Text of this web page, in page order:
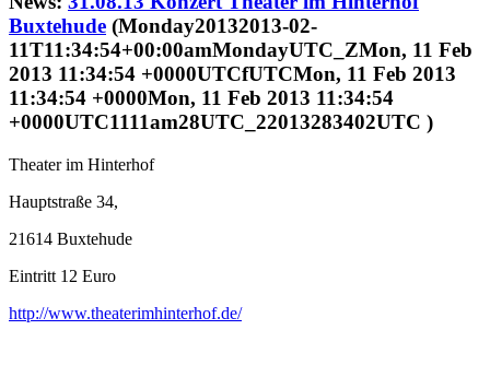
Buxtehude (Monday20132013-02-
11T11:34:54+00:00amMondayUTC_ZMon, 11 Feb
2013 11:34:54 +0000UTCfUTCMon, 11 Feb 2013
11:34:54 +0000Mon, 11 Feb 2013 11:34:54
+0000UTC1111am28UTC_22013283402UTC )
Theater im Hinterhof
Hauptstraße 34,
21614 Buxtehude
Eintritt 12 Euro
http://www.theaterimhinterhof.de/